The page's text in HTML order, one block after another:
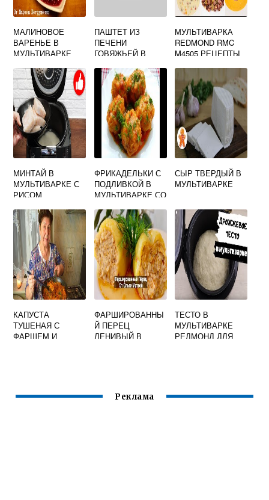
МАЛИНОВОЕ
ВАРЕНЬЕ В
МУЛЬТИВАРКЕ
ПАШТЕТ ИЗ
ПЕЧЕНИ
ГОВЯЖЬЕЙ В
МУЛЬТИВАРКА
REDMOND RMC
M4505 РЕЦЕПТЫ
МИНТАЙ В
МУЛЬТИВАРКЕ С
РИСОМ
ФРИКАДЕЛЬКИ С
ПОДЛИВКОЙ В
МУЛЬТИВАРКЕ СО
СЫР ТВЕРДЫЙ В
МУЛЬТИВАРКЕ
КАПУСТА
ТУШЕНАЯ С
ФАРШЕМ И
ФАРШИРОВАННЫ
Й ПЕРЕЦ
ЛЕНИВЫЙ В
ТЕСТО В
МУЛЬТИВАРКЕ
РЕДМОНД ДЛЯ
Реклама